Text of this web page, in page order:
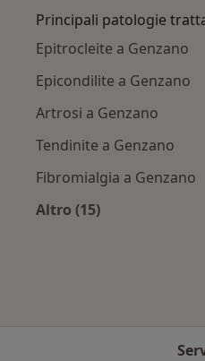
Principali patologie
Epitrocleite a Genzano
Epicondilite a Genzano
Artrosi a Genzano
Tendinite a Genzano
Fibromialgia a Genzano
Altro (15)